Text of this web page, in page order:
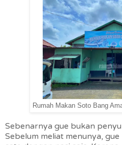
Rumah Makan Soto Bang
Sebenarnya gue bukan
Sebelum meliat menunya,